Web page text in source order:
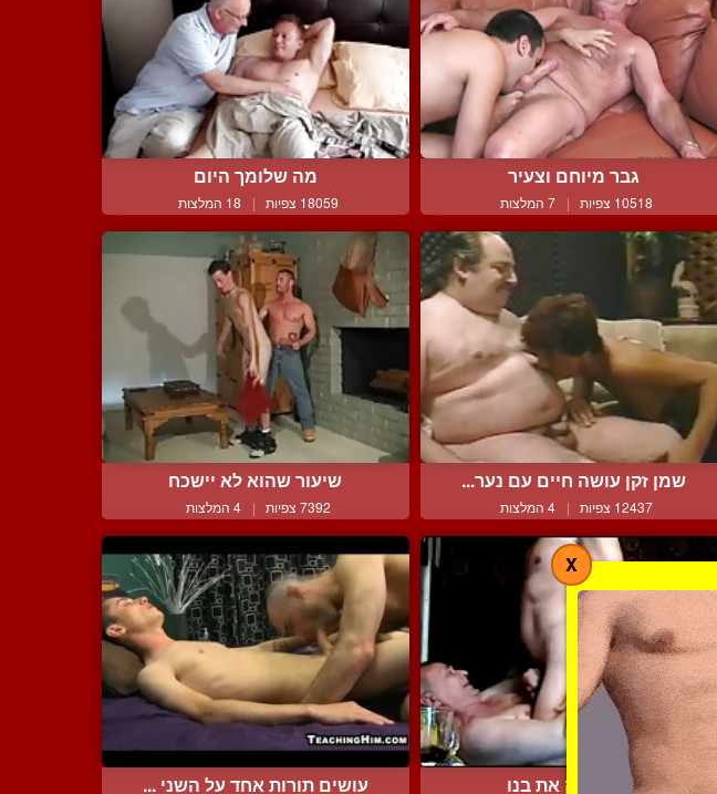
גבר מיוחם וצעיר
10518 צפיות | 7 המלצות
מה שלומך היום
18059 צפיות | 18 המלצות
שמן זקן עושה חיים עם נער...
12437 צפיות | 4 המלצות
שיעור שהוא לא יישכח
7392 צפיות | 4 המלצות
רוסי דופק את בנו עושים תורות אחד על השני ...
X